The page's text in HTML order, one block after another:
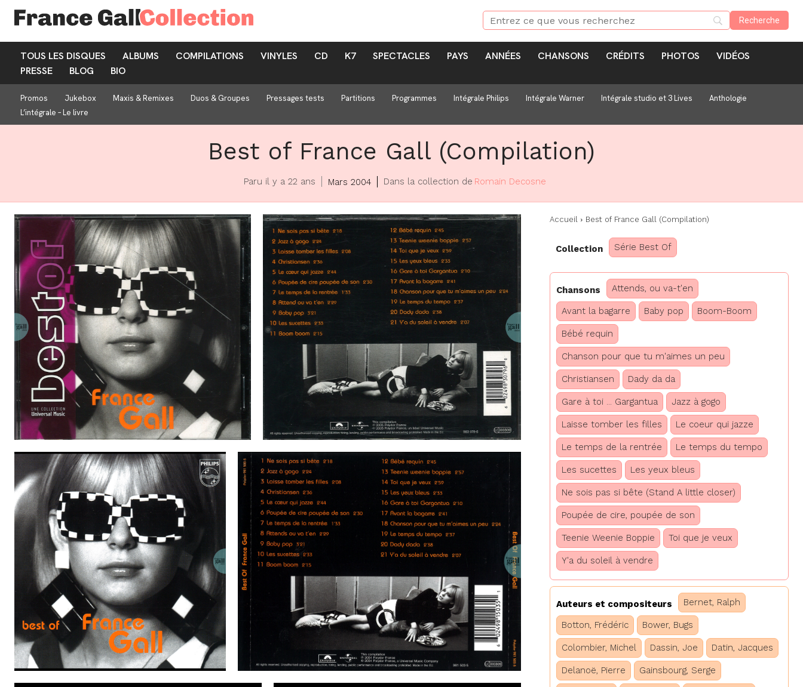
TOUS LES DISQUES ALBUMS COMPILATIONS VINYLES CD K7 SPECTACLES PAYS ANNÉES CHANSONS CRÉDITS PHOTOS
VIDÉOS
PRESSE
BLOG BIO
Promos Jukebox Maxis & Remixes Duos & Groupes Pressages tests Partitions Programmes Intégrale Philips Intégrale Warner Intégrale studio et 3 Lives
Anthologie
L’intégrale – Le livre
Best of France Gall (Compilation)
Paru il y a 22 ans Mars 2004 Dans la collection de Romain Decosne
Accueil Best of France Gall (Compilation)
Collection Série Best Of
Chansons Attends, ou va-t'en
Avant la bagarre Baby pop Boom-Boom
Bébé requin
Chanson pour que tu m'aimes un peu
Christiansen Dady da da
Gare à toi ... Gargantua Jazz à gogo
Laisse tomber les filles Le coeur qui jazze
Le temps de la rentrée Le temps du tempo
Les sucettes Les yeux bleus
Ne sois pas si bête (Stand A little closer)
Poupée de cire, poupée de son
Teenie Weenie Boppie Toi que je veux
Y'a du soleil à vendre
Auteurs et compositeurs Bernet, Ralph
Botton, Frédéric Bower, Bugs
Colombier, Michel Dassin, Joe Datin, Jacques
Delanoë, Pierre Gainsbourg, Serge